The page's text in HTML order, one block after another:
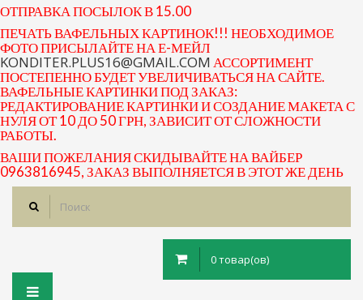
ОТПРАВКА ПОСЫЛОК В 15.00
ПЕЧАТЬ ВАФЕЛЬНЫХ КАРТИНОК!!! НЕОБХОДИМОЕ
ФОТО ПРИСЫЛАЙТЕ НА Е-МЕЙЛ
KONDITER.PLUS16@GMAIL.COM АССОРТИМЕНТ
ПОСТЕПЕННО БУДЕТ УВЕЛИЧИВАТЬСЯ НА САЙТЕ.
ВАФЕЛЬНЫЕ КАРТИНКИ ПОД ЗАКАЗ:
РЕДАКТИРОВАНИЕ КАРТИНКИ И СОЗДАНИЕ МАКЕТА С
НУЛЯ ОТ 10 ДО 50 ГРН, ЗАВИСИТ ОТ СЛОЖНОСТИ
РАБОТЫ.
ВАШИ ПОЖЕЛАНИЯ СКИДЫВАЙТЕ НА ВАЙБЕР
0963816945, ЗАКАЗ ВЫПОЛНЯЕТСЯ В ЭТОТ ЖЕ ДЕНЬ
0 товар(ов)
Toggle